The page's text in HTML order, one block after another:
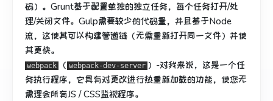
码）。 Grunt基于配置单独的独立任务，每个任务打开/处
理/关闭文件。 Gulp需要较少的代码量，并且基于Node
流，这使其可以构建管道链（无需重新打开同一文件）并使
其更快。
webpack （ webpack-dev-server ）-对我来说，这是一个任
务执行程序，它具有对更改进行热重新加载的功能，使您无
需理会所有JS / CSS监视程序。